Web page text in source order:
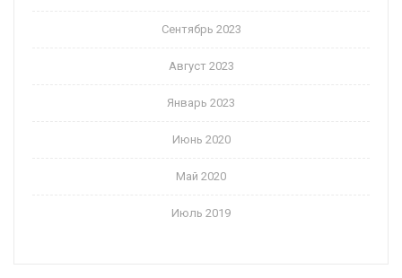
Сентябрь 2023
Август 2023
Январь 2023
Июнь 2020
Май 2020
Июль 2019